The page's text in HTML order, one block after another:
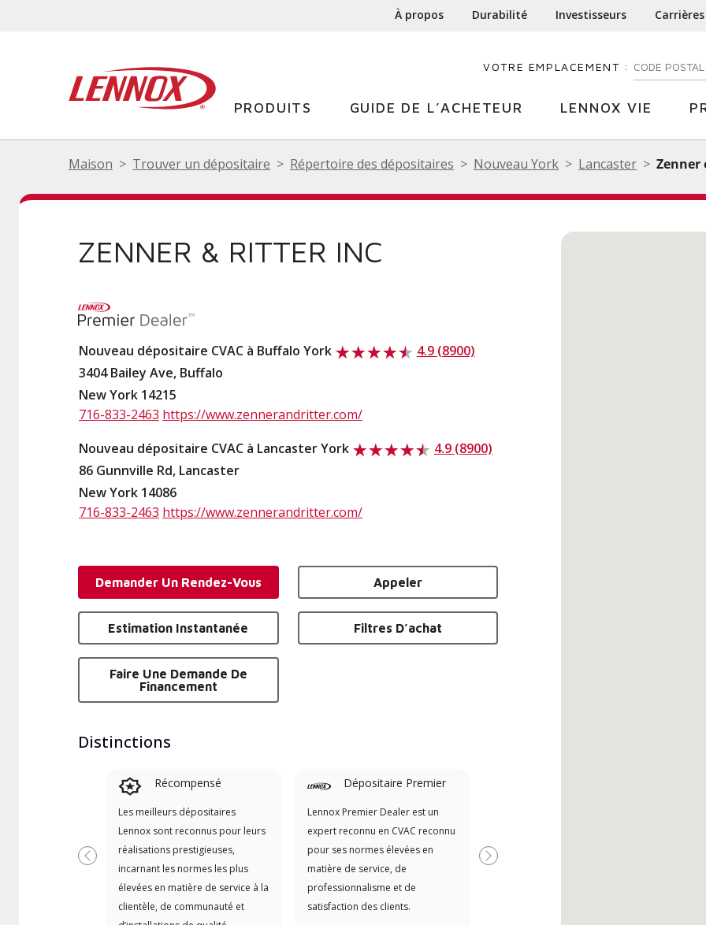
À propos Durabilité Investisseurs Carrières
VOTRE EMPLACEMENT : ENTREZ
PRODUITS GUIDE DE L’ACHETEUR LENNOX VIE
Maison Trouver un dépositaire Répertoire des dépositaires Nouveau York Lancaster Zenner
ZENNER & RITTER INC
Nouveau dépositaire CVAC à Buffalo York
4.9 (8900)
3404 Bailey Ave, Buffalo
New York 14215
716-833-2463 https://www.zennerandritter.com/
Nouveau dépositaire CVAC à Lancaster York
4.9 (8900)
86 Gunnville Rd, Lancaster
New York 14086
716-833-2463 https://www.zennerandritter.com/
Demander Un Rendez-Vous Appeler
Estimation Instantanée Filtres D’achat
Faire Une Demande De
Financement
Distinctions
Récompensé
Les meilleurs dépositaires
Lennox sont reconnus pour leurs
réalisations prestigieuses,
incarnant les normes les plus
élevées en matière de service à la
clientèle, de communauté et
Dépositaire Premier
Lennox Premier Dealer est un
expert reconnu en CVAC reconnu
pour ses normes élevées en
matière de service, de
professionnalisme et de
satisfaction des clients.
Précédent Suivant